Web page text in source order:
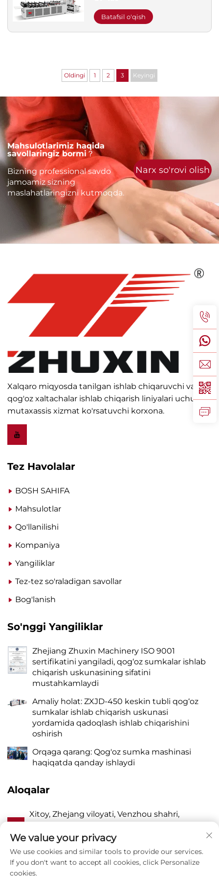
Batafsil o'qish
Oldingi 1 2 3 Keyingi
Mahsulotlarimiz haqida
savollaringiz bormi？
Bizning professional savdo
jamoamiz sizning
maslahatlaringizni kutmoqda.
Narx so'rovi olish
Xalqaro miqyosda tanilgan ishlab chiqaruvchi va
qog'oz xaltachalar ishlab chiqarish liniyalari uchun
mutaxassis xizmat ko'rsatuvchi korxona.
Tez Havolalar
BOSH SAHIFA
Mahsulotlar
Qo'llanilishi
Kompaniya
Yangiliklar
Tez-tez so'raladigan savollar
Bog'lanish
So'nggi Yangiliklar
Zhejiang Zhuxin Machinery ISO 9001
sertifikatini yangiladi, qog‘oz sumkalar ishlab
chiqarish uskunasining sifatini
mustahkamlaydi
Amaliy holat: ZXJD-450 keskin tubli qog‘oz
sumkalar ishlab chiqarish uskunasi
yordamida qadoqlash ishlab chiqarishini
oshirish
Orqaga qarang: Qog'oz sumka mashinasi
haqiqatda qanday ishlaydi
Aloqalar
A
Xitoy, Zhejang viloyati, Venzhou shahri,
Pinayang, Vanquan tumani, Jhangqiao,
Sharqiy Lyangyou ko'chasi, 118-uy
P 8615988795434
We value your privacy
We use cookies and similar tools to provide our services.
If you don't want to accept all cookies, click Personalize
cookies.